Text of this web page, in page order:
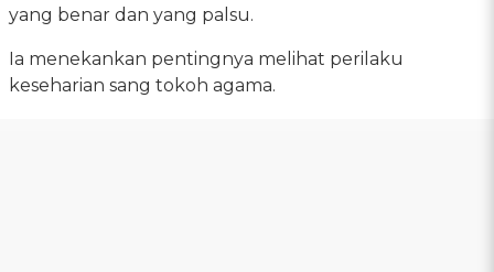
yang benar dan yang palsu.
Ia menekankan pentingnya melihat perilaku
keseharian sang tokoh agama.